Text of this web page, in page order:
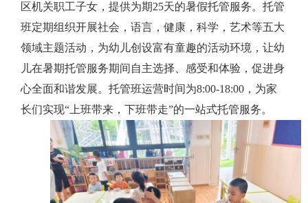
区机关职工子女，提供为期25天的暑假托管服务。托管
班定期组织开展社会，语言，健康，科学，艺术等五大
领域主题活动，为幼儿创设富有童趣的活动环境，让幼
儿在暑期托管服务期间自主选择、感受和体验，促进身
心全面和谐发展。托管班运营时间为8:00-18:00，为家
长们实现“上班带来，下班带走”的一站式托管服务。